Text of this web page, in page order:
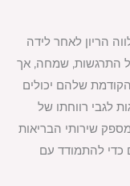
הריון לאחר לידה
התרגשות, שמחה, אך
שלהם יכולים
לגבי רווחתו של
שירותי הבריאות
כדי להתמודד עם